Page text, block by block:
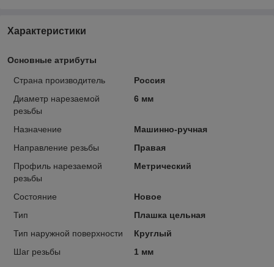
Характеристики
Основные атрибуты
Страна производитель
Россия
Диаметр нарезаемой
резьбы
6 мм
Назначение
Машинно-ручная
Направление резьбы
Правая
Профиль нарезаемой
резьбы
Метрический
Состояние
Новое
Тип
Плашка цельная
Тип наружной поверхности
Круглый
Шаг резьбы
1 мм